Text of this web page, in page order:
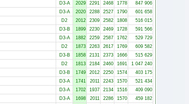
D3-A 2029 2291 2468 1778
847 906
D3-A 2020 2288 2527 1790
601 658
D2 2012 2309 2582 1808
516 015
D3-B 1899 2230 2469 1728
591 566
D3-A 1882 2259 2587 1762
529 729
D2 1873 2263 2617 1769
609 582
D3-B 1858 2131 2373 1666
515 629
D2 1813 2184 2460 1691
1 047 240
D3-B 1749 2012 2250 1574
403 175
D3-A 1741 2011 2243 1570
521 434
D3-A 1702 1937 2134 1516
409 090
D3-A 1698 2011 2286 1570
459 182